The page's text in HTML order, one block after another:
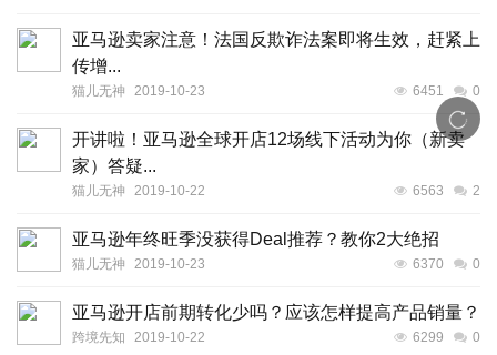
亚马逊卖家注意！法国反欺诈法案即将生效，赶紧上
传增...
猫儿无神 2019-10-23 6451 0
开讲啦！亚马逊全球开店12场线下活动为你（新卖
家）答疑...
猫儿无神 2019-10-22 6563 2
亚马逊年终旺季没获得Deal推荐？教你2大绝招
猫儿无神 2019-10-23 6370 0
亚马逊开店前期转化少吗？应该怎样提高产品销量？
跨境先知 2019-10-22 6299 0